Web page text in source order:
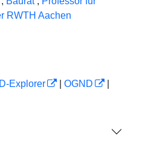
RWTH Aachen
Explorer OGND